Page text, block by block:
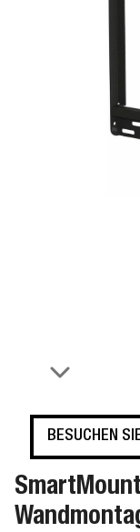
BESUCHEN